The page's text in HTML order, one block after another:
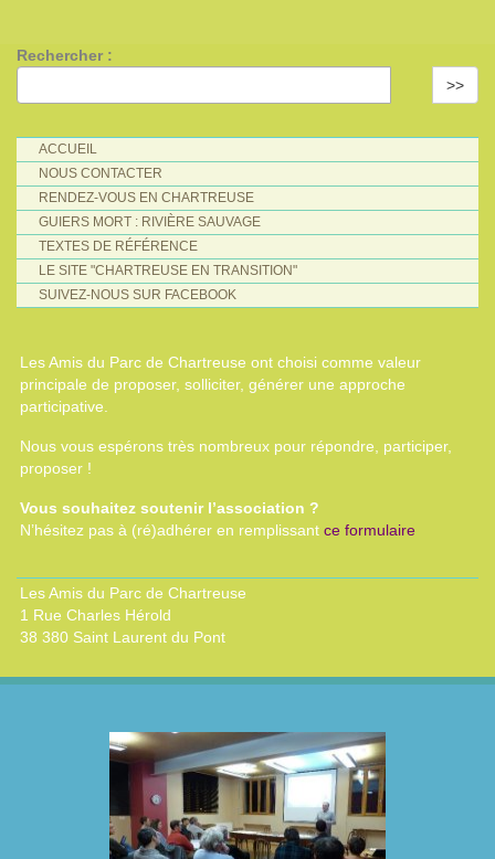
Rechercher :
>>
ACCUEIL
NOUS CONTACTER
RENDEZ-VOUS EN CHARTREUSE
GUIERS MORT : RIVIÈRE SAUVAGE
TEXTES DE RÉFÉRENCE
LE SITE "CHARTREUSE EN TRANSITION"
SUIVEZ-NOUS SUR FACEBOOK
Les Amis du Parc de Chartreuse ont choisi comme valeur
principale de proposer, solliciter, générer une approche
participative.
Nous vous espérons très nombreux pour répondre, participer,
proposer !
Vous souhaitez soutenir l’association ?
N’hésitez pas à (ré)adhérer en remplissant ce formulaire
Les Amis du Parc de Chartreuse
1 Rue Charles Hérold
38 380 Saint Laurent du Pont